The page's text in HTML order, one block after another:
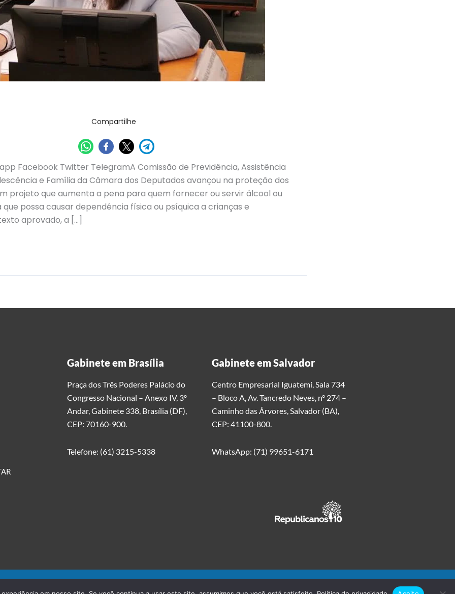
Compartilhe
Facebook Twitter TelegramA Comissão de Previdência, Assistência
e Família da Câmara dos Deputados avançou na proteção dos
projeto que aumenta a pena para quem fornecer ou servir álcool ou
possa causar dependência física ou psíquica a crianças e
aprovado, a […]
Gabinete em Brasília
Praça dos Três Poderes Palácio do
Congresso Nacional – Anexo IV, 3º
Andar, Gabinete 338, Brasília (DF),
CEP: 70160-900.
Telefone: (61) 3215-5338
Gabinete em Salvador
Centro Empresarial Iguatemi, Sala 734
– Bloco A, Av. Tancredo Neves, n° 274 –
Caminho das Árvores, Salvador (BA),
CEP: 41100-800.
WhatsApp: (71) 99651-6171